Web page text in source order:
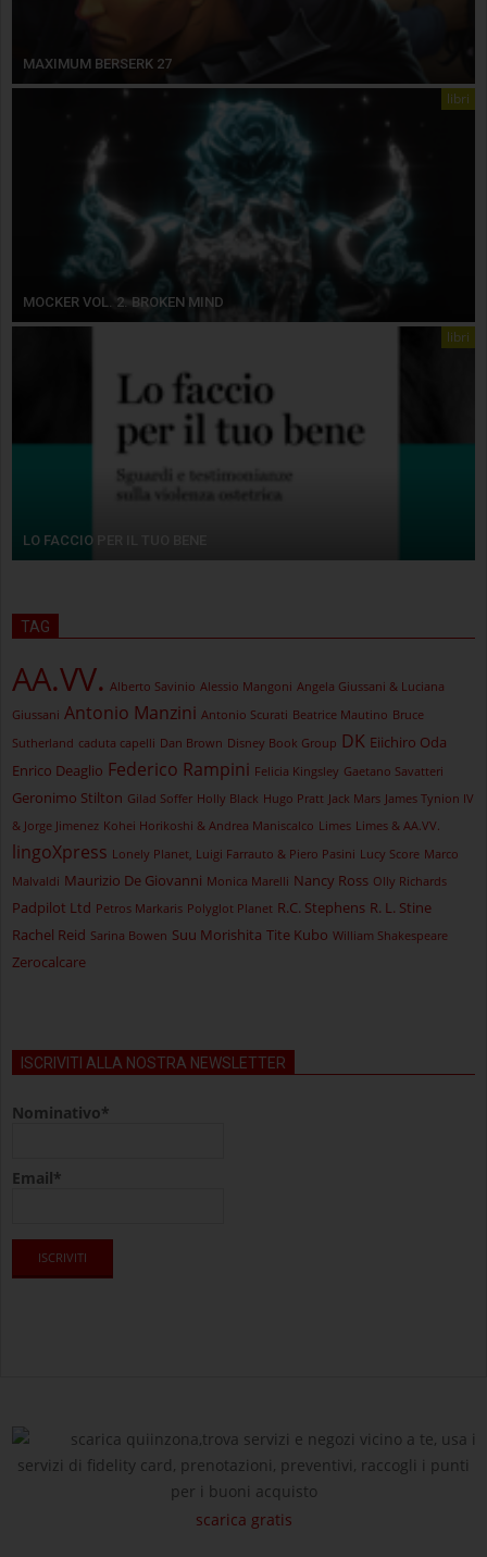
MAXIMUM BERSERK 27
libri
MOCKER VOL. 2. BROKEN MIND
libri
LO FACCIO PER IL TUO BENE
TAG
AA.VV. Alberto Savinio Alessio Mangoni Angela Giussani & Luciana
Giussani Antonio Manzini Antonio Scurati Beatrice Mautino Bruce
Sutherland caduta capelli Dan Brown Disney Book Group DK Eiichiro Oda
Enrico Deaglio Federico Rampini Felicia Kingsley Gaetano Savatteri
Geronimo Stilton Gilad Soffer Holly Black Hugo Pratt Jack Mars James Tynion IV
& Jorge Jimenez Kohei Horikoshi & Andrea Maniscalco Limes Limes & AA.VV.
lingoXpress Lonely Planet, Luigi Farrauto & Piero Pasini Lucy Score Marco
Malvaldi Maurizio De Giovanni Monica Marelli Nancy Ross Olly Richards
Padpilot Ltd Petros Markaris Polyglot Planet R.C. Stephens R. L. Stine
Rachel Reid Sarina Bowen Suu Morishita Tite Kubo William Shakespeare
Zerocalcare
ISCRIVITI ALLA NOSTRA NEWSLETTER
Nominativo*
Email*
scarica quiinzona,trova servizi e negozi vicino a te, usa i
servizi di fidelity card, prenotazioni, preventivi, raccogli i punti
per i buoni acquisto
scarica gratis